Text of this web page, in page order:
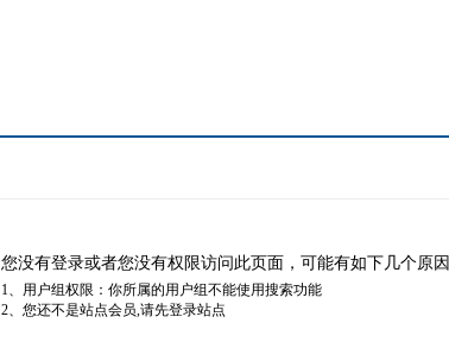
您没有登录或者您没有权限访问此页面，可能有如下几个原因
1、用户组权限：你所属的用户组不能使用搜索功能
2、您还不是站点会员,请先登录站点